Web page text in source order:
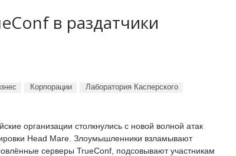
в раздатчики
Корпорации Лаборатория Касперского
организации столкнулись с новой волной атак
Head Mare. Злоумышленники взламывают
серверы TrueConf, подсовывают участникам